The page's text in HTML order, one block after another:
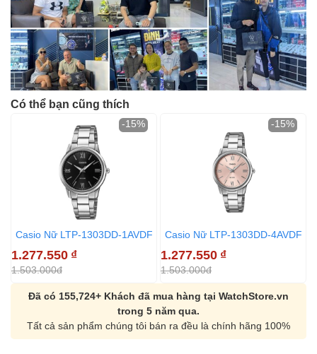
Có thể bạn cũng thích
Casio Nữ LTP-1303DD-1AVDF
1.277.550 ₫
1.503.000đ
-15%
Casio Nữ LTP-1303DD-4AVDF
1.277.550 ₫
1.503.000đ
-15%
Đã có 155,724+ Khách đã mua hàng tại WatchStore.vn
trong 5 năm qua.
Tất cả sản phẩm chúng tôi bán ra đều là chính hãng 100%